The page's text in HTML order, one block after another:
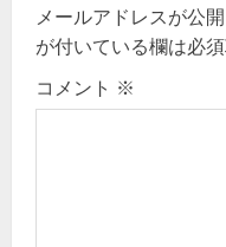
v
i
メールアドレスが公
が付いている欄は必
コメント ※